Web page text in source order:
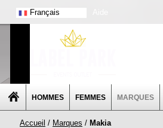
Français
HOMMES FEMMES MARQUES
Accueil / Marques / Makia